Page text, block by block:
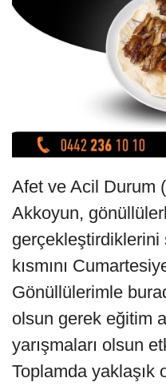
Afet ve Acil Durum
Akkoyun,
kısmını
Gönüllülerimle
olsun gerek eğitim
yarışmaları olsun
Toplamda yaklaşık